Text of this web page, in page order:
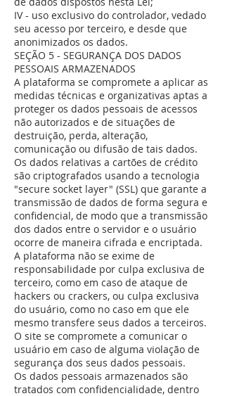
IV - uso exclusivo do controlador, vedado
seu acesso por terceiro, e desde que
anonimizados os dados.
SEÇÃO 5 - SEGURANÇA DOS DADOS
PESSOAIS ARMAZENADOS
A plataforma se compromete a aplicar as
medidas técnicas e organizativas aptas a
proteger os dados pessoais de acessos
não autorizados e de situações de
destruição, perda, alteração,
comunicação ou difusão de tais dados.
Os dados relativas a cartões de crédito
são criptografados usando a tecnologia
"secure socket layer" (SSL) que garante a
transmissão de dados de forma segura e
confidencial, de modo que a transmissão
dos dados entre o servidor e o usuário
ocorre de maneira cifrada e encriptada.
A plataforma não se exime de
responsabilidade por culpa exclusiva de
terceiro, como em caso de ataque de
hackers ou crackers, ou culpa exclusiva
do usuário, como no caso em que ele
mesmo transfere seus dados a terceiros.
O site se compromete a comunicar o
usuário em caso de alguma violação de
segurança dos seus dados pessoais.
Os dados pessoais armazenados são
tratados com confidencialidade, dentro